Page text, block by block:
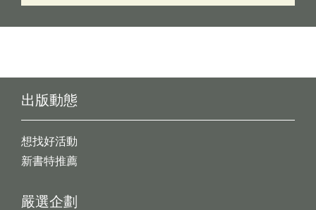
出版動態
想找好活動
新書特推薦
嚴選企劃